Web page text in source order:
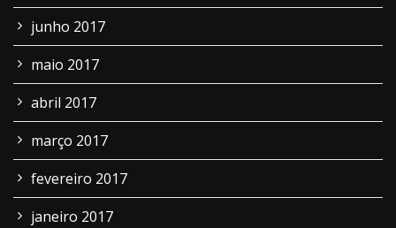
junho 2017
maio 2017
abril 2017
março 2017
fevereiro 2017
janeiro 2017